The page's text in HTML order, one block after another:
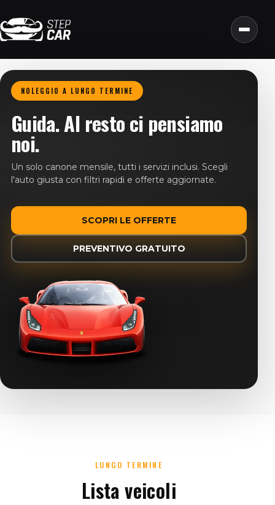
NOLEGGIO A LUNGO TERMINE
Guida. Al resto ci pensiamo
noi.
Un solo canone mensile, tutti i servizi inclusi. Scegli
l'auto giusta con filtri rapidi e offerte aggiornate.
SCOPRI LE OFFERTE
PREVENTIVO GRATUITO
LUNGO TERMINE
Lista veicoli